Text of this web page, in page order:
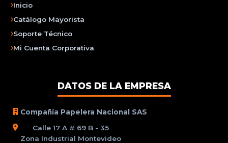
Inicio
Catálogo Mayorista
Soporte Técnico
Mi Cuenta Corporativa
DATOS DE LA EMPRESA
Compañía Papelera Nacional SAS
Calle 17 A # 69 B - 35
Zona Industrial Montevideo